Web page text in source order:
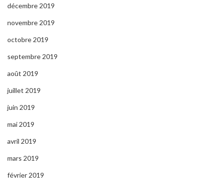
décembre 2019
novembre 2019
octobre 2019
septembre 2019
août 2019
juillet 2019
juin 2019
mai 2019
avril 2019
mars 2019
février 2019